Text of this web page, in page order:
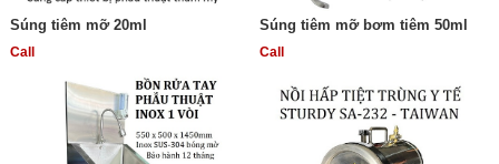
Súng tiêm mỡ 20ml
Call
Súng tiêm mỡ bơm tiêm 50ml
Call